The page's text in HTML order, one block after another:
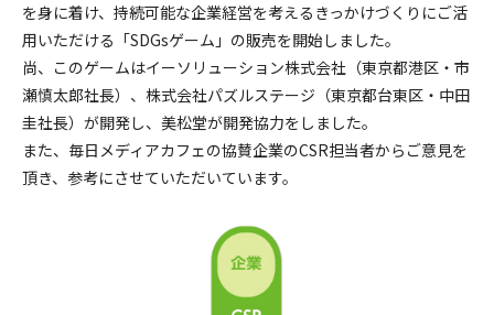
を身に着け、持続可能な企業経営を考えるきっかけづくりにご活
用いただける「SDGsゲーム」の販売を開始しました。
尚、このゲームはイーソリューション株式会社（東京都港区・市
瀬慎太郎社長）、株式会社パズルステージ（東京都台東区・中田
圭社長）が開発し、美松堂が開発協力をしました。
また、毎日メディアカフェの協賛企業のCSR担当者からご意見を
頂き、参考にさせていただいています。